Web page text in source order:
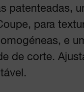
patenteadas,
para
e
de corte.